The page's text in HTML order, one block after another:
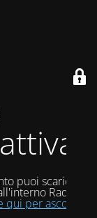
puoi scaricare
Radio
per ascoltarci!